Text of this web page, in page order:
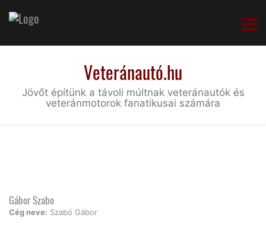
Veteránautó.hu
Jövőt építünk a távoli múltnak veteránautók és
veteránmotorok fanatikusai számára
Gábor Szabo
Cég neve: Szabó Gábor